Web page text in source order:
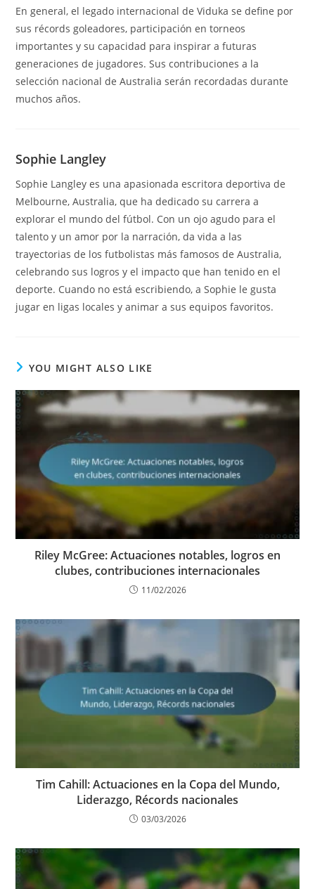
En general, el legado internacional de Viduka se define por
sus récords goleadores, participación en torneos
importantes y su capacidad para inspirar a futuras
generaciones de jugadores. Sus contribuciones a la
selección nacional de Australia serán recordadas durante
muchos años.
Sophie Langley
Sophie Langley es una apasionada escritora deportiva de
Melbourne, Australia, que ha dedicado su carrera a
explorar el mundo del fútbol. Con un ojo agudo para el
talento y un amor por la narración, da vida a las
trayectorias de los futbolistas más famosos de Australia,
celebrando sus logros y el impacto que han tenido en el
deporte. Cuando no está escribiendo, a Sophie le gusta
jugar en ligas locales y animar a sus equipos favoritos.
YOU MIGHT ALSO LIKE
Riley McGree: Actuaciones notables, logros en
clubes, contribuciones internacionales
11/02/2026
Tim Cahill: Actuaciones en la Copa del Mundo,
Liderazgo, Récords nacionales
03/03/2026